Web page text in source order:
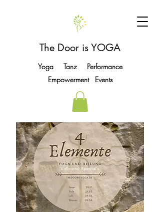
The Door is YOGA
Yoga Tanz Performance
Empowerment Events